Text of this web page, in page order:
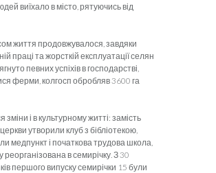
виїхало в місто, рятуючись від
життя продовжувалося, завдяки
праці та жорсткій експлуатації селян
певних успіхів в господарстві,
ферми, колгосп обробляв 3600 га
зміни і в культурному житті: замість
утворили клуб з бібліотекою,
медпункт і початкова трудова школа,
реорганізована в семирічку. З 30
першого випуску семирічки 15 були